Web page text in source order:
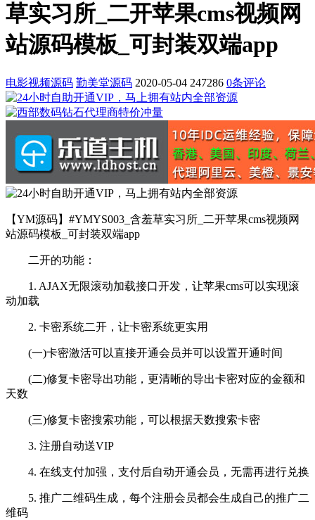
草实习所_二开苹果cms视频网
站源码模板_可封装双端app
电影视频源码 勤美堂源码 2020-05-04 247286 0条评论
【YM源码】#YMYS003_含羞草实习所_二开苹果cms视频网
站源码模板_可封装双端app
二开的功能：
1. AJAX无限滚动加载接口开发，让苹果cms可以实现滚
动加载
2. 卡密系统二开，让卡密系统更实用
(一)卡密激活可以直接开通会员并可以设置开通时间
(二)修复卡密导出功能，更清晰的导出卡密对应的金额和
天数
(三)修复卡密搜索功能，可以根据天数搜索卡密
3. 注册自动送VIP
4. 在线支付加强，支付后自动开通会员，无需再进行兑换
5. 推广二维码生成，每个注册会员都会生成自己的推广二
维码